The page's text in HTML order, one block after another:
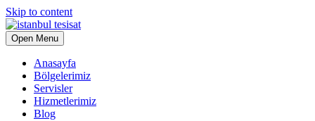
Skip to content
Open Menu
Anasayfa
Bölgelerimiz
Servisler
Hizmetlerimiz
Blog